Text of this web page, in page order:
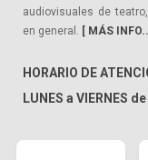
audiovisuales de
en general. [ MÁS
HORARIO DE
LUNES a VIERNES